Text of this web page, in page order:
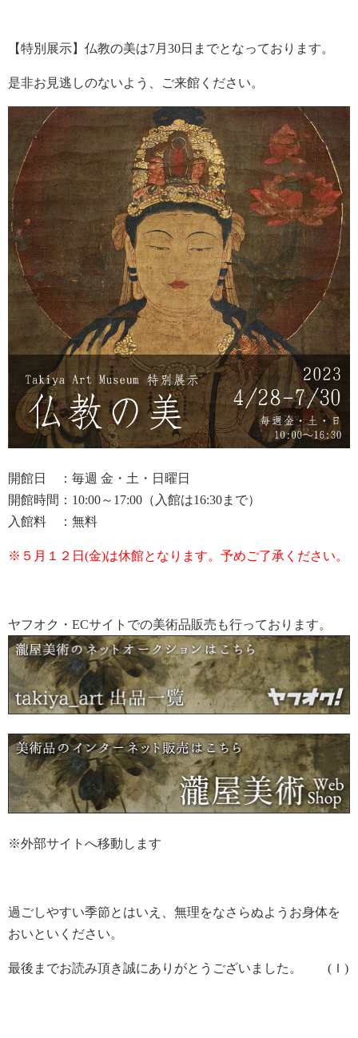
【特別展示】仏教の美は7月30日までとなっております。
是非お見逃しのないよう、ご来館ください。
開館日 ：毎週 金・土・日曜日
開館時間：10:00～17:00（入館は16:30まで）
入館料 ：無料
※５月１２日(金)は休館となります。予めご了承ください。
ヤフオク・ECサイトでの美術品販売も行っております。
※外部サイトへ移動します
過ごしやすい季節とはいえ、無理をなさらぬようお身体を
おいといください。
最後までお読み頂き誠にありがとうございました。 (Ｉ)